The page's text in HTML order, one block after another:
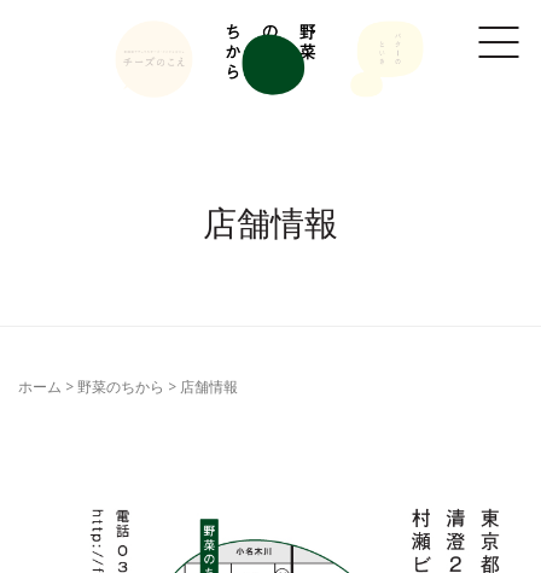
店舗情報
ホーム > 野菜のちから > 店舗情報